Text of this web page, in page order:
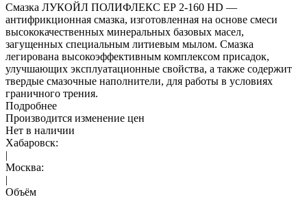
Смазка ЛУКОЙЛ ПОЛИФЛЕКС ЕР 2-160 HD —
антифрикционная смазка, изготовленная на основе смеси
высококачественных минеральных базовых масел,
загущенных специальным литиевым мылом. Смазка
легирована высокоэффективным комплексом присадок,
улучшающих эксплуатационные свойства, а также содержит
твердые смазочные наполнители, для работы в условиях
граничного трения.
Подробнее
Производится изменение цен
Нет в наличии
Хабаровск:
|
Москва:
|
Объём